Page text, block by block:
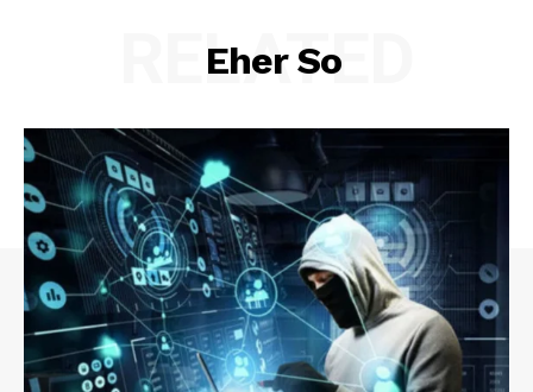
Eher So
RELATED